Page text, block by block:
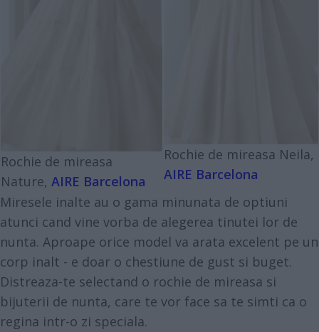
Rochie de mireasa
Nature, AIRE Barcelona
Rochie de mireasa Neila,
AIRE Barcelona
Miresele inalte au o gama minunata de optiuni
atunci cand vine vorba de alegerea tinutei lor de
nunta. Aproape orice model va arata excelent pe un
corp inalt - e doar o chestiune de gust si buget.
Distreaza-te selectand o rochie de mireasa si
bijuterii de nunta, care te vor face sa te simti ca o
regina intr-o zi speciala.